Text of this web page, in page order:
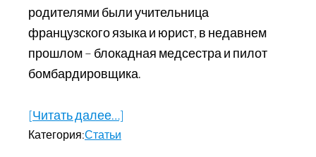
родителями были учительница
французского языка и юрист, в недавнем
прошлом – блокадная медсестра и пилот
бомбардировщика.
[Читать далее…]
Категория:Статьи